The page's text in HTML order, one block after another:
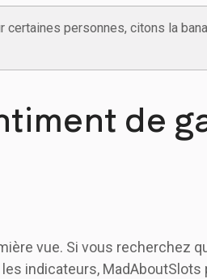
certaines personnes, citons la
de
vue. Si vous recherchez
indicateurs, MadAboutSlots